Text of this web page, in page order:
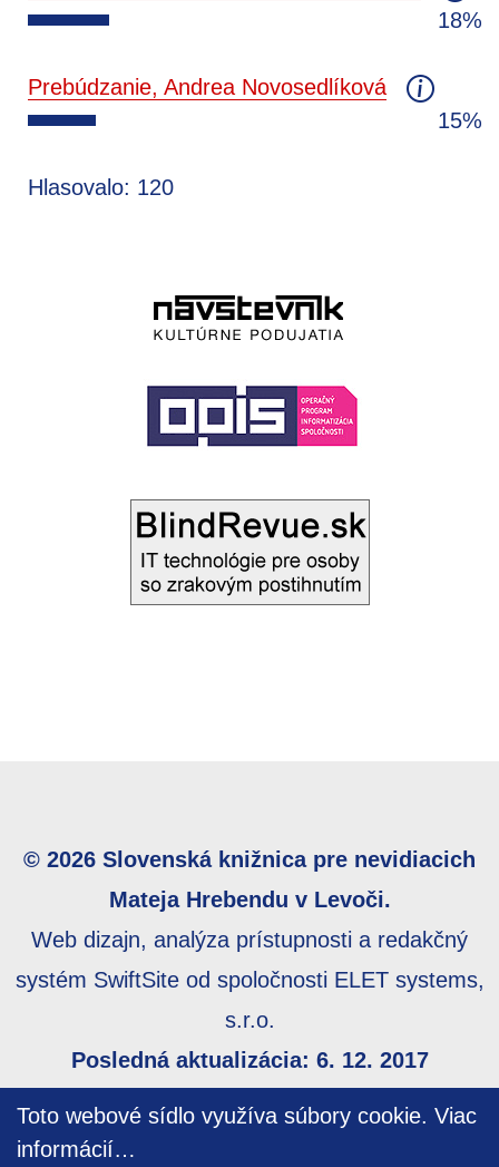
Toto webové sídlo využíva súbory cookie. Viac
informácií…
18%
Prebúdzanie, Andrea Novosedlíková
15%
Hlasovalo: 120
© 2026 Slovenská knižnica pre nevidiacich
Mateja Hrebendu v Levoči.
Web dizajn, analýza prístupnosti a redakčný
systém SwiftSite od spoločnosti ELET systems,
s.r.o.
Posledná aktualizácia: 6. 12. 2017
prístupnosti